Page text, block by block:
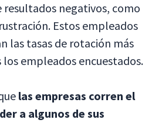
negativos, como
Estos empleados
las tasas de rotación más
empleados encuestados.
las empresas corren el
a algunos de sus